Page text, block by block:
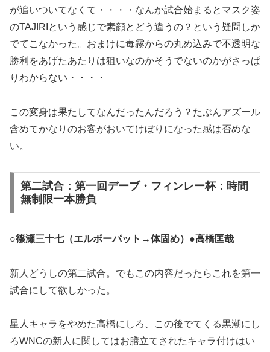
が追いついてなくて・・・・なんか試合始まるとマスク姿
のTAJIRIという感じで素顔とどう違うの？という疑問しか
でてこなかった。おまけに毒霧からの丸め込みで不透明な
勝利をあげたあたりは狙いなのかそうでないのかがさっぱ
りわからない・・・・
この変身は果たしてなんだったんだろう？たぶんアズール
含めてかなりのお客がおいてけぼりになった感は否めな
い。
第二試合：第一回デーブ・フィンレー杯：時間
無制限一本勝負
○篠瀬三十七（エルボーパット→体固め）●高橋匡哉
新人どうしの第二試合。でもこの内容だったらこれを第一
試合にして欲しかった。
星人キャラをやめた高橋にしろ、この後でてくる黒潮にし
ろWNCの新人に関してはお膳立てされたキャラ付けはい